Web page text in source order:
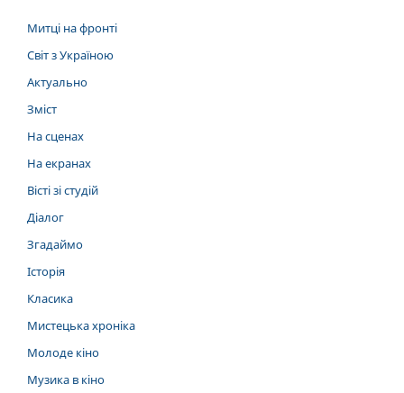
Митці на фронті
Світ з Україною
Актуально
Зміст
На сценах
На екранах
Вісті зі студій
Діалог
Згадаймо
Історія
Класика
Мистецька хроніка
Молоде кіно
Музика в кіно